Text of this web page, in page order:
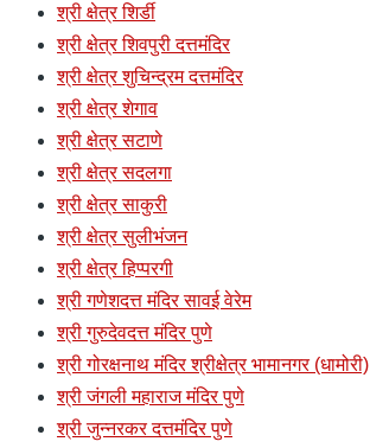
श्री क्षेत्र शिर्डी
श्री क्षेत्र शिवपुरी दत्तमंदिर
श्री क्षेत्र शुचिन्द्रम दत्तमंदिर
श्री क्षेत्र शेगाव
श्री क्षेत्र सटाणे
श्री क्षेत्र सदलगा
श्री क्षेत्र साकुरी
श्री क्षेत्र सुलीभंजन
श्री क्षेत्र हिप्परगी
श्री गणेशदत्त मंदिर सावई वेरेम
श्री गुरुदेवदत्त मंदिर पुणे
श्री गोरक्षनाथ मंदिर श्रीक्षेत्र भामानगर (धामोरी)
श्री जंगली महाराज मंदिर पुणे
श्री जुन्नरकर दत्तमंदिर पुणे